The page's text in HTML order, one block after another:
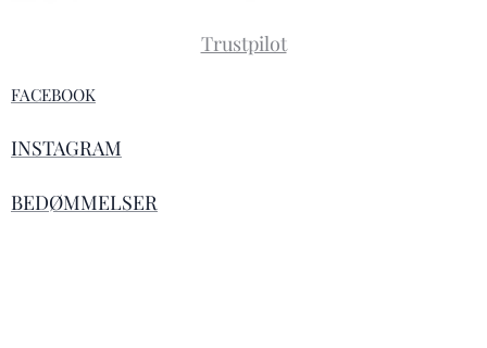
Trustpilot
FACEBOOK
INSTAGRAM
BEDØMMELSER